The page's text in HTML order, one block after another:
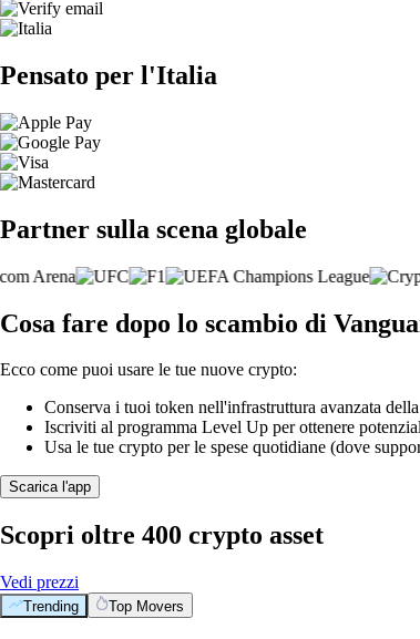
Pensato per l'Italia
Partner sulla scena globale
Cosa fare dopo lo scambio di
Ecco come puoi usare le tue nuove crypto:
Conserva i tuoi token nell'infrastruttura avanzata
Iscriviti al programma Level Up per ottenere
Usa le tue crypto per le spese quotidiane (dove
Scarica l'app
Scopri oltre 400 crypto asset
Vedi prezzi
Trending Top Movers